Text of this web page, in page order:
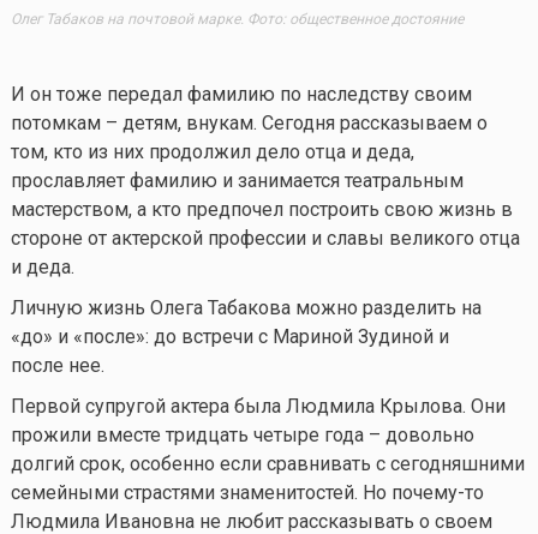
Олег Табаков на почтовой марке. Фото: общественное достояние
И он тоже передал фамилию по наследству своим
потомкам – детям, внукам. Сегодня рассказываем о
том, кто из них продолжил дело отца и деда,
прославляет фамилию и занимается театральным
мастерством, а кто предпочел построить свою жизнь в
стороне от актерской профессии и славы великого отца
и деда.
Личную жизнь Олега Табакова можно разделить на
«до» и «после»: до встречи с Мариной Зудиной и
после нее.
Первой супругой актера была Людмила Крылова. Они
прожили вместе тридцать четыре года – довольно
долгий срок, особенно если сравнивать с сегодняшними
семейными страстями знаменитостей. Но почему-то
Людмила Ивановна не любит рассказывать о своем